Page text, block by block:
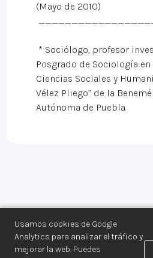
Usamos cookies de Google
Analytics para analizar el tráfico y
mejorar la web. Puedes
(Mayo de 2010)
* Sociólogo, profesor
Posgrado de Sociología
Ciencias Sociales y
Vélez Pliego” de la
Autónoma de Puebla.
Centro de Documentación de los